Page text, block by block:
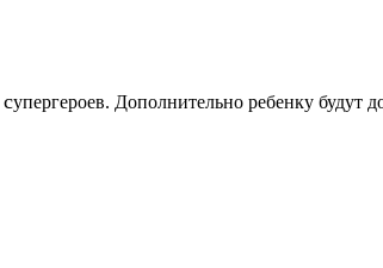
cупергероев. Дополнительно ребенку будут